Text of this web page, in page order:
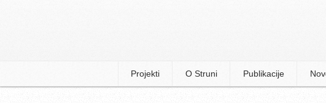
Projekti O Struni Publikacije